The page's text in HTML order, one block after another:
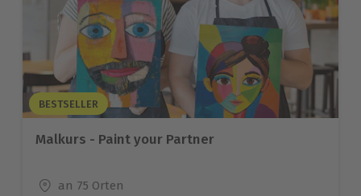
BESTSELLER
Malkurs - Paint your Partner
Standort
an 75 Orten